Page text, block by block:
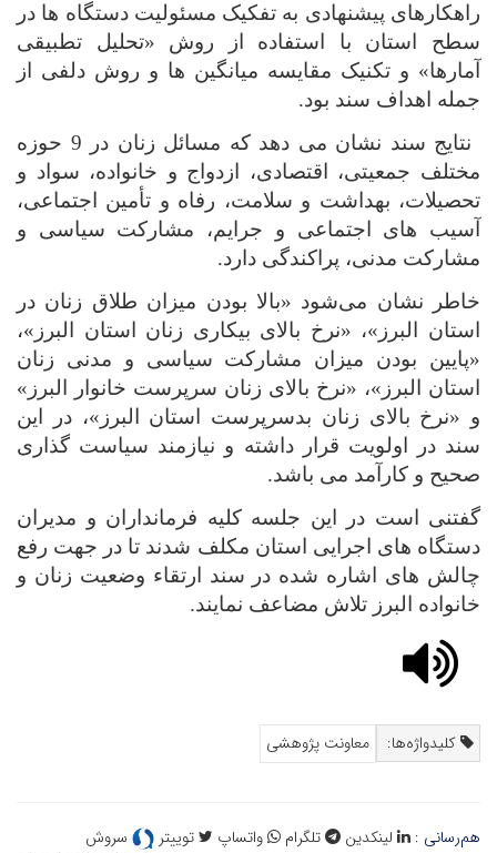
راهکارهای پیشنهادی به تفکیک مسئولیت دستگاه ها در
سطح استان با استفاده از روش «تحلیل تطبیقی
آمارها» و تکنیک مقایسه میانگین ها و روش دلفی از
جمله اهداف سند بود.
نتایج سند نشان می دهد که مسائل زنان در 9 حوزه
مختلف جمعیتی، اقتصادی، ازدواج و خانواده، سواد و
تحصیلات، بهداشت و سلامت، رفاه و تأمین اجتماعی،
آسیب های اجتماعی و جرایم، مشارکت سیاسی و
مشارکت مدنی، پراکندگی دارد.
خاطر نشان می‌شود «بالا بودن میزان طلاق زنان در
استان البرز»، «نرخ بالای بیکاری زنان استان البرز»،
«پایین بودن میزان مشارکت سیاسی و مدنی زنان
استان البرز»، «نرخ بالای زنان سرپرست خانوار البرز»
و «نرخ بالای زنان بدسرپرست استان البرز»، در این
سند در اولویت قرار داشته و نیازمند سیاست گذاری
صحیح و کارآمد می باشد.
گفتنی است در این جلسه کلیه فرمانداران و مدیران
دستگاه هاى اجرایى استان مکلف شدند تا در جهت رفع
چالش هاى اشاره شده در سند ارتقاء وضعیت زنان و
خانواده البرز تلاش مضاعف نمایند.
کلیدواژه‌ها: معاونت پژوهشی
هم‌رسانی : لینکدین تلگرام واتساپ توییتر سروش